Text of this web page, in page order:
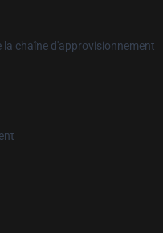
la chaîne d'approvisionnement